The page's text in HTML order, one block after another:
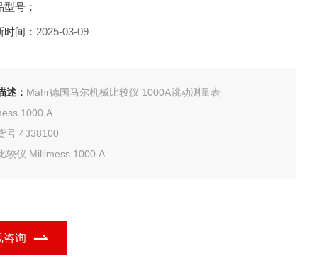
型号：
时间： 2025-03-09
述： Mahr德国马尔机械比较仪 1000A跳动测量表
1000 A
号 4338100
较仪 Millimess 1000 A
围 mm: ± 120 µm
µm: 1 µm
咨询